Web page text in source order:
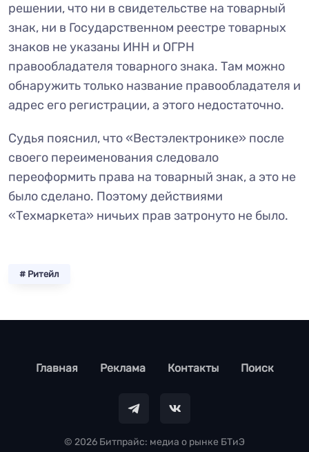
решении, что ни в свидетельстве на товарный
знак, ни в Государственном реестре товарных
знаков не указаны ИНН и ОГРН
правообладателя товарного знака. Там можно
обнаружить только название правообладателя и
адрес его регистрации, а этого недостаточно.
Судья пояснил, что «Вестэлектронике» после
своего переименования следовало
переоформить права на товарный знак, а это не
было сделано. Поэтому действиями
«Техмаркета» ничьих прав затронуто не было.
# Ритейл
footer
Главная Реклама Контакты Поиск
© 2026 Битпрайс: медиа о рынке БТиЭ